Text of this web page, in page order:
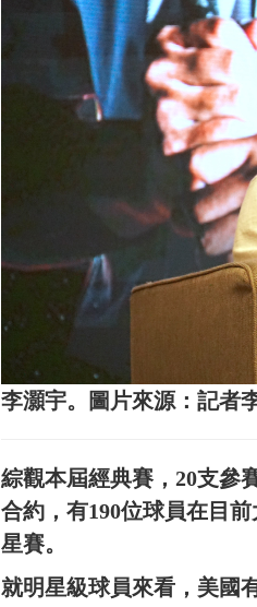
李灝宇。圖片來源：記者
綜觀本屆經典賽，20支參
合約，有190位球員在目
星賽。
就明星級球員來看，美國